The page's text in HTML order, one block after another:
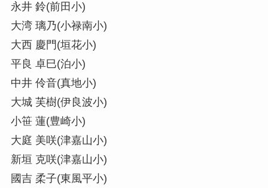
永井 鈴(前田小)
大湾 璃乃(小禄南小)
大西 慶門(垣花小)
平良 卓巳(泊小)
中井 伶音(真地小)
大城 芙樹(伊良波小)
小笹 蓮(豊崎小)
大庭 美咲(津嘉山小)
新垣 克咲(津嘉山小)
國吉 柔子(東風平小)